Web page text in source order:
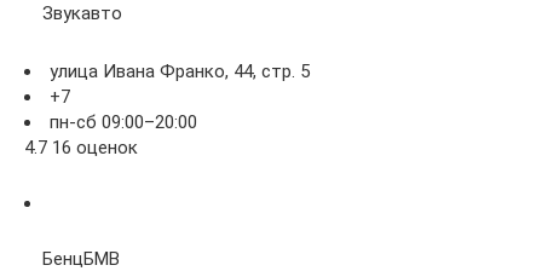
Звукавто
улица Ивана Франко, 44, стр. 5
+7
пн-сб 09:00–20:00
4.7 16 оценок
БенцБМВ